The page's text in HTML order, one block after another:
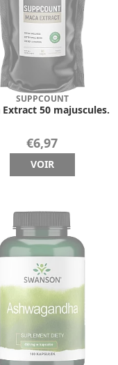
SUPPCOUNT
Extract 50 majuscules.
€6,97
VOIR